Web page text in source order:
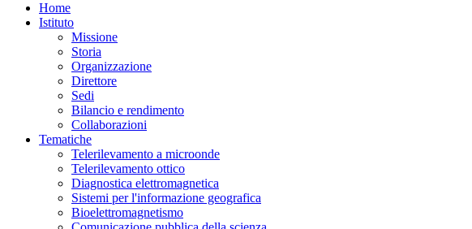
Home
Istituto
Missione
Storia
Organizzazione
Direttore
Sedi
Bilancio e rendimento
Collaborazioni
Tematiche
Telerilevamento a microonde
Telerilevamento ottico
Diagnostica elettromagnetica
Sistemi per l'informazione geografica
Bioelettromagnetismo